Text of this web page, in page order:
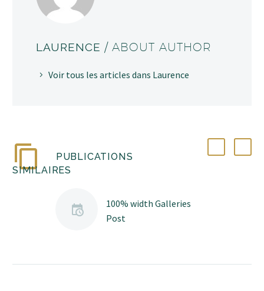
LAURENCE / ABOUT AUTHOR
Voir tous les articles dans Laurence
PUBLICATIONS
SIMILAIRES
100% width Galleries
Post
auctor aliquet. Aenean